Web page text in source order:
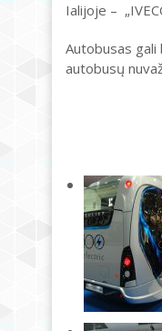
Ialijoje –
Autobusas gali
autobusų